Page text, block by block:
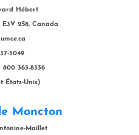
Hébert
2S8, Canada
5049
800 363-8336
États-Unis)
Moncton
Maillet